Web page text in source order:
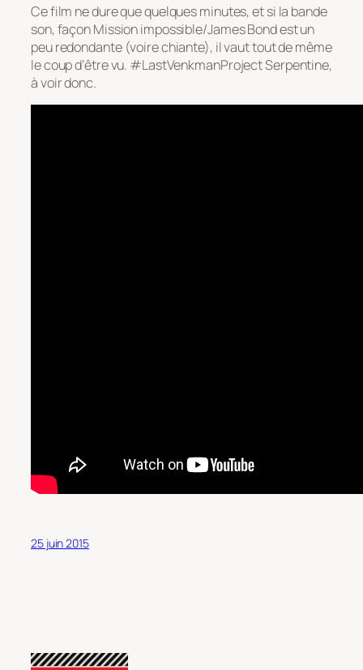
Ce film ne dure que quelques minutes, et si la bande
son, façon Mission impossible/James Bond est un
peu redondante (voire chiante), il vaut tout de même
le coup d’être vu. #LastVenkmanProject Serpentine,
à voir donc.
25 juin 2015